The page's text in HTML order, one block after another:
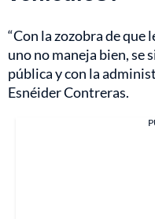
“Con la zozobra de que
uno no maneja bien, se
pública y con la
Esnéider Contreras.